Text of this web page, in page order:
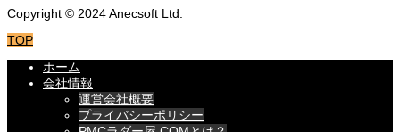
Copyright © 2024 Anecsoft Ltd.
TOP
ホーム
会社情報
運営会社概要
プライバシーポリシー